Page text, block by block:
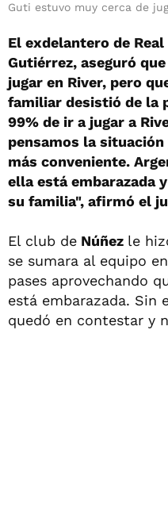
Guti estuvo muy cerca de
El exdelantero de
Gutiérrez, aseguró
jugar en River, pero
familiar desistió de la
99% de ir a jugar a
pensamos la
más conveniente.
ella está embarazada
su familia", afirmó el
El club de Núñez le
se sumara al equipo
pases aprovechando
está embarazada. Sin
quedó en contestar y